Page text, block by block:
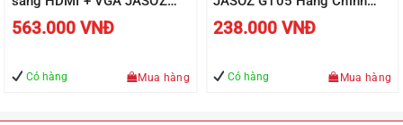
H105 Hàng Chính Hãng –
563.000 VNĐ
Có hàng Mua hàng
Hãng – Bảo hành 18 tháng
238.000 VNĐ
Có hàng Mua hàng